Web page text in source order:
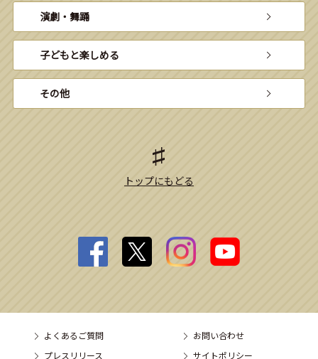
演劇・舞踊
子どもと楽しめる
その他
トップにもどる
よくあるご質問
お問い合わせ
プレスリリース
サイトポリシー